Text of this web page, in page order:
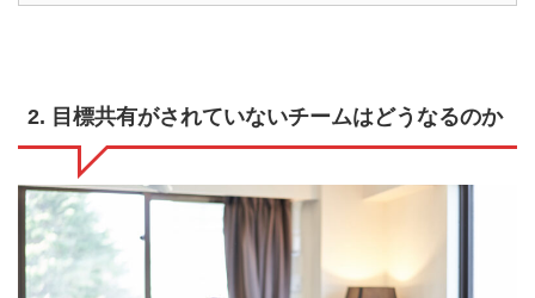
2. 目標共有がされていないチームはどうなるのか